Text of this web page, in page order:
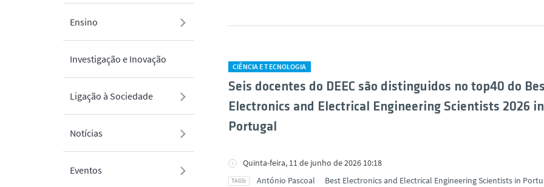
Ensino
Investigação e Inovação
Ligação à Sociedade
Notícias
Eventos
CIÊNCIA E TECNOLOGIA
Seis docentes do DEEC são distinguidos no top40 do
Electronics and Electrical Engineering Scientists 2026 in
Portugal
Quinta-feira, 11 de junho de 2026 10:18
António Pascoal
Best Electronics and Electrical Engineering Scientists in